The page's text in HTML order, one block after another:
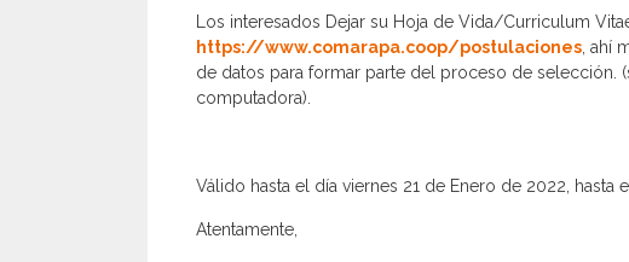
Los interesados Dejar su Hoja de Vida/Curriculum
https://www.comarapa.coop/postulaciones , ahí
de datos para formar parte del proceso de selección.
computadora).
Válido hasta el día viernes 21 de Enero de 2022, hasta
Atentamente,